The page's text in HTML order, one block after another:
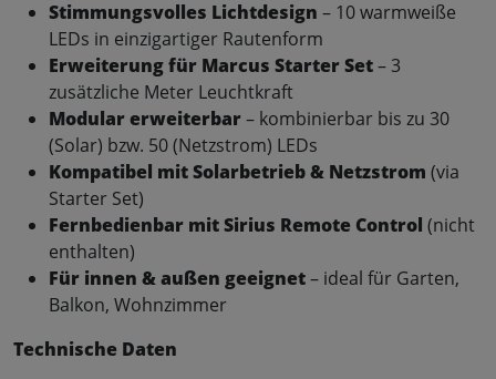
Stimmungsvolles Lichtdesign – 10 warmweiße
LEDs in einzigartiger Rautenform
Erweiterung für Marcus Starter Set– 3
zusätzliche Meter Leuchtkraft
Modular erweiterbar– kombinierbar bis zu 30
(Solar) bzw. 50 (Netzstrom) LEDs
Kompatibel mit Solarbetrieb & Netzstrom (via
Starter Set)
Fernbedienbar mit Sirius Remote Control (nicht
enthalten)
Für innen & außen geeignet– ideal für Garten,
Balkon, Wohnzimmer
Technische Daten